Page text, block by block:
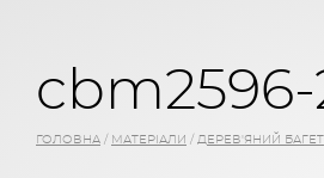
cbm2596-
ГОЛОВНА / МАТЕРІАЛИ / ДЕРЕВ'ЯНИЙ БАГЕТ